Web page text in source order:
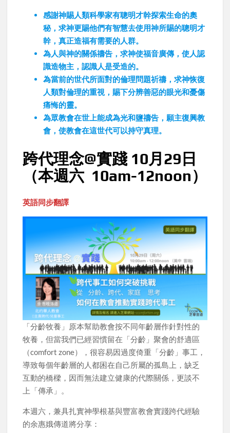
感謝神賜人類科學家有聰明才幹探索生命的奧
秘，求神更賜他們有智慧去使用神所賜的聰明才
幹，真正造福有需要的人群。
為人與神的關係禱告，求神使福音廣傳，使人認
識造物主，認識人是受造的。
為當前的世代所面對的倫理問題祈禱，求神恢復
人類對倫理的重視，賜下分辨善惡的眼光和憂傷
痛悔的靈。
為眾教會在世上能成為光和鹽禱告，願主復興教
會，使教會在這世代可以持守真理。
跨代理念@實踐 10月29日
（本週六 10am-12noon）
英語同步翻譯
「分齡牧養」原本幫助教會按不同年齡層作針對性的
牧養，但當我們已經習慣留在「分齡」聚會的舒適區
（comfort zone），很容易因過度倚重「分齡」事工，
導致每個年齡層的人都困在自己所屬的孤島上，缺乏
互動的橋樑，因而無法建立健康的代際關係，更談不
上「傳承」。
本週六，兼具扎實神學根基與豐富教會實踐跨代經驗
的余惠娥傳道將分享：